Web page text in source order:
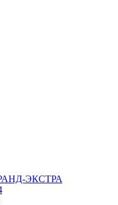
ЭКСТРА